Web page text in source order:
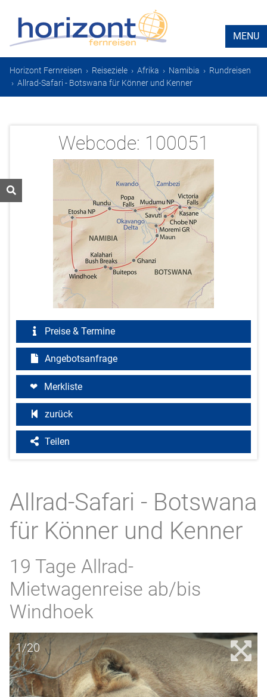
MENU
Horizont Fernreisen › Reiseziele › Afrika › Namibia › Rundreisen
› Allrad-Safari - Botswana für Könner und Kenner
Webcode: 100051
Preise & Termine
Angebotsanfrage
Merkliste
zurück
Teilen
Allrad-Safari - Botswana
für Könner und Kenner
19 Tage Allrad-
Mietwagenreise ab/bis
Windhoek
1/20